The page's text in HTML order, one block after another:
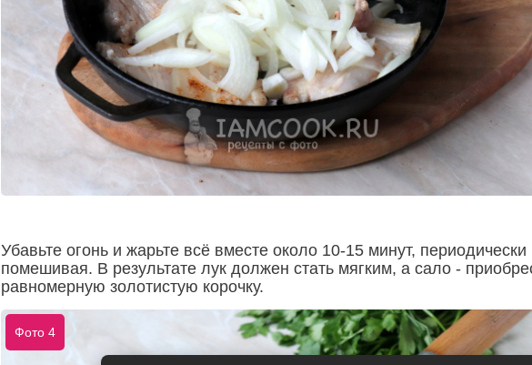
Убавьте огонь и жарьте всё вместе около 10-15 минут, периодически
помешивая. В результате лук должен стать мягким, а сало -
равномерную золотистую корочку.
Фото 4